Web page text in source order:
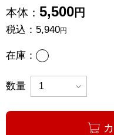
本体： 5,500円
税込： 5,940円
在庫： あり
数量